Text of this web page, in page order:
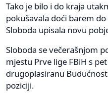
Tako je bilo i do kraja
pokušavala doći barem
Sloboda upisala novu
Sloboda se večerašnjom
mjestu Prve lige FBiH s
drugoplasiranu
poziciji.